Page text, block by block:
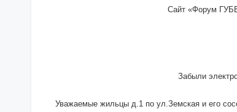
Сайт «Форум
Забыли
Уважаемые жильцы д.1 по ул.Земская и его